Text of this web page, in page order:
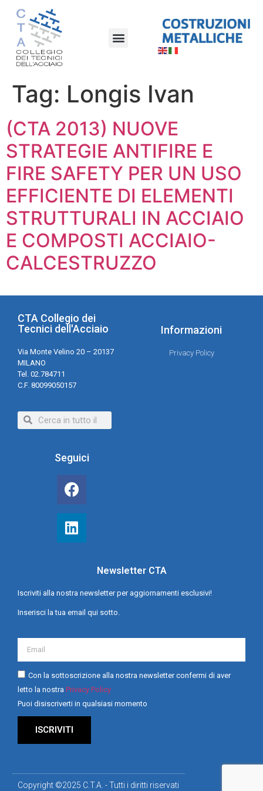
Tag: Longis Ivan
(CTA 2013) NUOVE
STRATEGIE ANTIFIRE E
FIRE SAFETY PER UN USO
EFFICIENTE DI ELEMENTI
STRUTTURALI IN ACCIAIO
E COMPOSTI ACCIAIO-
CALCESTRUZZO
CTA Collegio dei
Tecnici dell'Acciaio
Via Monte Velino 20 – 20137
MILANO
Tel. 02.784711
C.F. 80099050157
Informazioni
Privacy Policy
Seguici
Newsletter CTA
Iscriviti alla nostra newsletter per aggiornamenti esclusivi!
Inserisci la tua email qui sotto.
Con la sottoscrizione alla nostra newsletter confermi di aver
letto la nostra Privacy Policy
Puoi disiscriverti in qualsiasi momento
ISCRIVITI
Copyright ©2025 C.T.A. - Tutti i diritti riservati